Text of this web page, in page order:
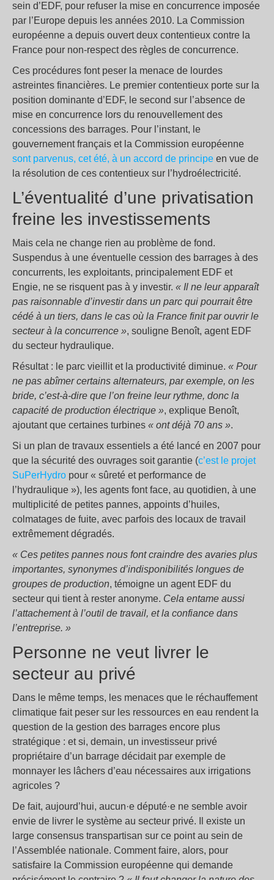
sein d’EDF, pour refuser la mise en concurrence imposée
par l’Europe depuis les années 2010. La Commission
européenne a depuis ouvert deux contentieux contre la
France pour non-respect des règles de concurrence.
Ces procédures font peser la menace de lourdes
astreintes financières. Le premier contentieux porte sur la
position dominante d’EDF, le second sur l’absence de
mise en concurrence lors du renouvellement des
concessions des barrages. Pour l’instant, le
gouvernement français et la Commission européenne
sont parvenus, cet été, à un accord de principe en vue de
la résolution de ces contentieux sur l’hydroélectricité.
L’éventualité d’une privatisation
freine les investissements
Mais cela ne change rien au problème de fond.
Suspendus à une éventuelle cession des barrages à des
concurrents, les exploitants, principalement EDF et
Engie, ne se risquent pas à y investir. « Il ne leur apparaît
pas raisonnable d’investir dans un parc qui pourrait être
cédé à un tiers, dans le cas où la France finit par ouvrir le
secteur à la concurrence », souligne Benoît, agent EDF
du secteur hydraulique.
Résultat : le parc vieillit et la productivité diminue. « Pour
ne pas abîmer certains alternateurs, par exemple, on les
bride, c’est-à-dire que l’on freine leur rythme, donc la
capacité de production électrique », explique Benoît,
ajoutant que certaines turbines « ont déjà 70 ans ».
Si un plan de travaux essentiels a été lancé en 2007 pour
que la sécurité des ouvrages soit garantie (c’est le projet
SuPerHydro pour « sûreté et performance de
l’hydraulique »), les agents font face, au quotidien, à une
multiplicité de petites pannes, appoints d’huiles,
colmatages de fuite, avec parfois des locaux de travail
extrêmement dégradés.
« Ces petites pannes nous font craindre des avaries plus
importantes, synonymes d’indisponibilités longues de
groupes de production, témoigne un agent EDF du
secteur qui tient à rester anonyme. Cela entame aussi
l’attachement à l’outil de travail, et la confiance dans
l’entreprise. »
Personne ne veut livrer le
secteur au privé
Dans le même temps, les menaces que le réchauffement
climatique fait peser sur les ressources en eau rendent la
question de la gestion des barrages encore plus
stratégique : et si, demain, un investisseur privé
propriétaire d’un barrage décidait par exemple de
monnayer les lâchers d’eau nécessaires aux irrigations
agricoles ?
De fait, aujourd’hui, aucun·e député·e ne semble avoir
envie de livrer le système au secteur privé. Il existe un
large consensus transpartisan sur ce point au sein de
l’Assemblée nationale. Comment faire, alors, pour
satisfaire la Commission européenne qui demande